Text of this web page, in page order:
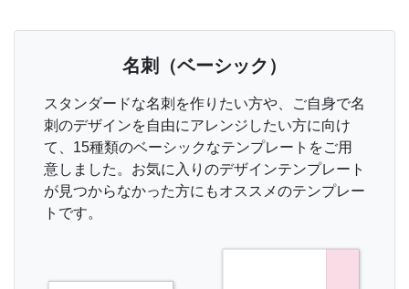
名刺（ベーシック）
スタンダードな名刺を作りたい方や、ご自身で名
刺のデザインを自由にアレンジしたい方に向け
て、15種類のベーシックなテンプレートをご用
意しました。お気に入りのデザインテンプレート
が見つからなかった方にもオススメのテンプレー
トです。